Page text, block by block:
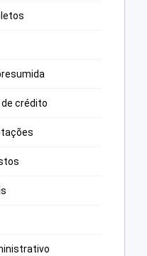
crédito